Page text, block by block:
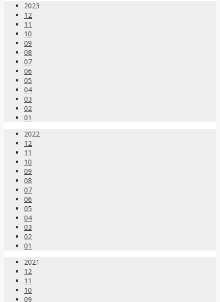
2023
12
11
10
09
08
07
06
05
04
03
02
01
2022
12
11
10
09
08
07
06
05
04
03
02
01
2021
12
11
10
09